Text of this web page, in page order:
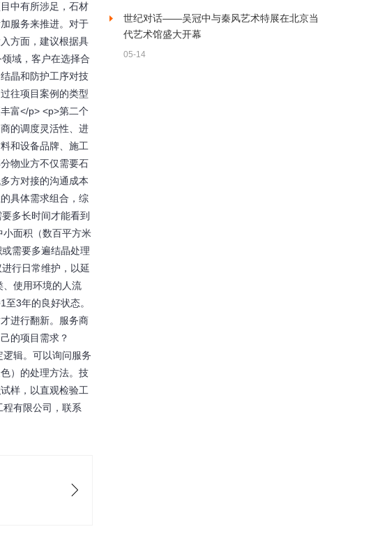
中有所涉足，石材
服务来推进。对于
方面，建议根据具
域，客户在选择合
晶和防护工序对技
往项目案例的类型
富</p> <p>第二个
的调度灵活性、进
和设备品牌、施工
物业方不仅需要石
方对接的沟通成本
具体需求组合，综
多长时间才能看到
面积（数百平方米
需要多遍结晶处理
行日常维护，以延
使用环境的人流
3年的良好状态。
进行翻新。服务商
的项目需求？
辑。可以询问服务
）的处理方法。技
样，以直观检验工
有限公司，联系
世纪对话——吴冠中与秦风艺术特展在北京当
代艺术馆盛大开幕
05-14